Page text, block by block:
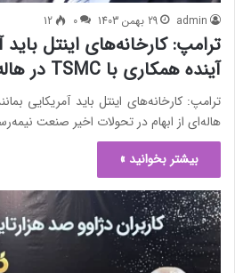
admin 29 بهمن 1403 0
12
ترامپ: کارخانه‌های اینتل باید
آینده همکاری با TSMC در هاله‌ای از ابهام
هاله‌ای از ابهام در تحولات اخیر صنعت
بیشتر بخوانید »